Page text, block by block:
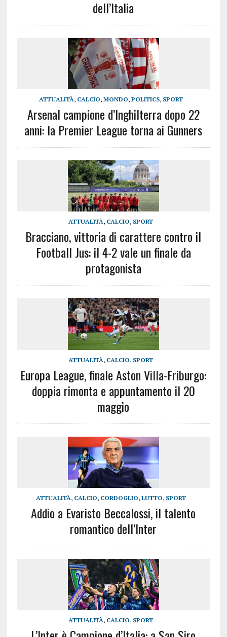
dell’Italia
ATTUALITÀ, CALCIO, MONDO, POLITICS, SPORT
Arsenal campione d’Inghilterra dopo 22
anni: la Premier League torna ai Gunners
ATTUALITÀ, CALCIO, SPORT
Bracciano, vittoria di carattere contro il
Football Jus: il 4-2 vale un finale da
protagonista
ATTUALITÀ, CALCIO, SPORT
Europa League, finale Aston Villa-Friburgo:
doppia rimonta e appuntamento il 20
maggio
ATTUALITÀ, CALCIO, CORDOGLIO, LUTTO, SPORT
Addio a Evaristo Beccalossi, il talento
romantico dell’Inter
ATTUALITÀ, CALCIO, SPORT